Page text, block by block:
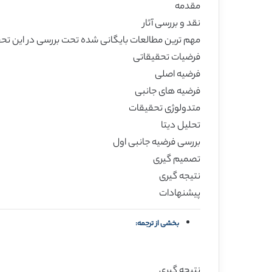
مقدمه
نقد و بررسی آثار
مهم ترین مطالعات بایگانی شده تحت بررسی در این
فرضیات تحقیقاتی
فرضیه اصلی
فرضیه های جانبی
متدولوژی تحقیقات
تحلیل دیتا
بررسی فرضیه جانبی اول
تصمیم گیری
نتیجه گیری
پیشنهادات
بخشی از ترجمه: